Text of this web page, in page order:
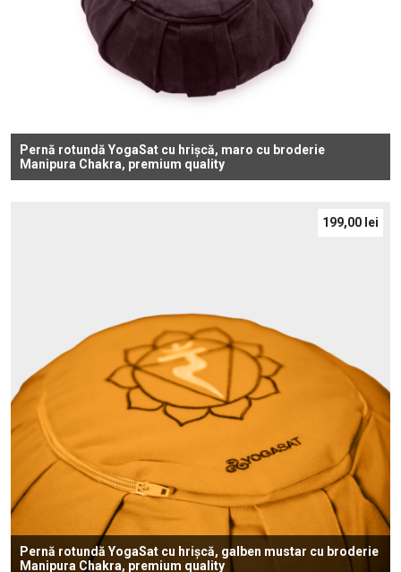
Pernă rotundă YogaSat cu hrișcă, maro cu broderie
Manipura Chakra, premium quality
Pernă rotundă YogaSat cu hrișcă, galben mustar cu broderie
Manipura Chakra, premium quality
199,00 lei